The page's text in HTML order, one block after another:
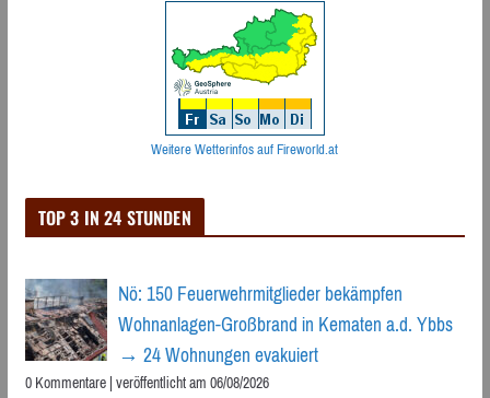
Weitere Wetterinfos auf Fireworld.at
TOP 3 IN 24 STUNDEN
Nö: 150 Feuerwehrmitglieder bekämpfen
Wohnanlagen-Großbrand in Kematen a.d. Ybbs
→ 24 Wohnungen evakuiert
0 Kommentare|veröffentlicht am 06/08/2026